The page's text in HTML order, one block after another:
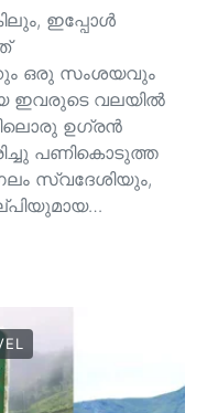
ഇപ്പോൾ
ഒരു സംശയവും
ഇവരുടെ വലയിൽ
ഉഗ്രൻ
പണികൊടുത്ത
സ്വദേശിയും,